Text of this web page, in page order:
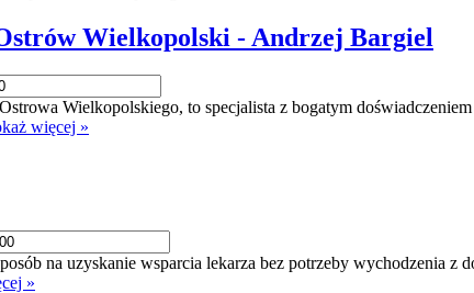
Wielkopolski - Andrzej Bargiel
Wielkopolskiego, to specjalista z bogatym
więcej »
na uzyskanie wsparcia lekarza bez potrzeby wychodzenia
»